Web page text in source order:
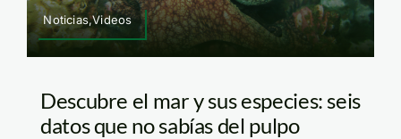
Noticias,Videos
Descubre el mar y sus especies: seis
datos que no sabías del pulpo